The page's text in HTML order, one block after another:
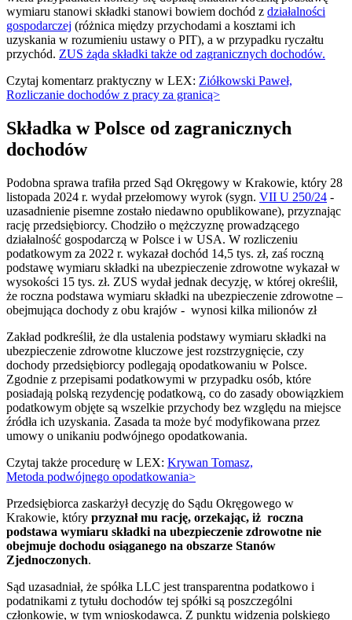
wymiaru stanowi składki stanowi bowiem dochód z działalności
gospodarczej (różnica między przychodami a kosztami ich
uzyskania w rozumieniu ustawy o PIT), a w przypadku ryczałtu
przychód. ZUS żąda składki także od zagranicznych dochodów.
Czytaj komentarz praktyczny w LEX: Ziółkowski Paweł,
Rozliczanie dochodów z pracy za granicą>
Składka w Polsce od zagranicznych
dochodów
Podobna sprawa trafiła przed Sąd Okręgowy w Krakowie, który 28
listopada 2024 r. wydał przełomowy wyrok (sygn. VII U 250/24 -
uzasadnienie pisemne zostało niedawno opublikowane), przyznając
rację przedsiębiorcy. Chodziło o mężczyznę prowadzącego
działalność gospodarczą w Polsce i w USA. W rozliczeniu
podatkowym za 2022 r. wykazał dochód 14,5 tys. zł, zaś roczną
podstawę wymiaru składki na ubezpieczenie zdrowotne wykazał w
wysokości 15 tys. zł. ZUS wydał jednak decyzję, w której określił,
że roczna podstawa wymiaru składki na ubezpieczenie zdrowotne –
obejmująca dochody z obu krajów - wynosi kilka milionów zł
Zakład podkreślił, że dla ustalenia podstawy wymiaru składki na
ubezpieczenie zdrowotne kluczowe jest rozstrzygnięcie, czy
dochody przedsiębiorcy podlegają opodatkowaniu w Polsce.
Zgodnie z przepisami podatkowymi w przypadku osób, które
posiadają polską rezydencję podatkową, co do zasady obowiązkiem
podatkowym objęte są wszelkie przychody bez względu na miejsce
źródła ich uzyskania. Zasada ta może być modyfikowana przez
umowy o unikaniu podwójnego opodatkowania.
Czytaj także procedurę w LEX: Krywan Tomasz,
Metoda podwójnego opodatkowania>
Przedsiębiorca zaskarżył decyzję do Sądu Okręgowego w
Krakowie, który przyznał mu rację, orzekając, iż roczna
podstawa wymiaru składki na ubezpieczenie zdrowotne nie
obejmuje dochodu osiąganego na obszarze Stanów
Zjednoczonych.
Sąd uzasadniał, że spółka LLC jest transparentna podatkowo i
podatnikami z tytułu dochodów tej spółki są poszczególni
członkowie, w tym wnioskodawca. Z punktu widzenia polskiego